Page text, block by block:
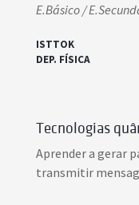
E.Básico /
ISTTOK
DEP. FÍSICA
Tecnologias
Aprender a gerar
transmitir